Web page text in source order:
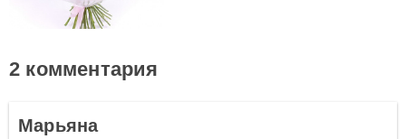
2 комментария
Марьяна